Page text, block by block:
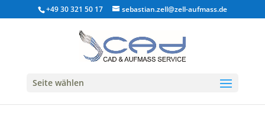
+49 30 321 50 17 sebastian.zell@zell-aufmass.de
Seite wählen